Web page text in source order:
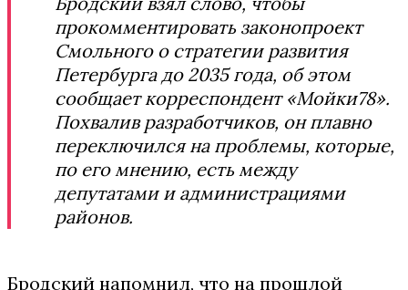
прокомментировать законопроект
Смольного о стратегии развития
Петербурга до 2035 года, об этом
сообщает корреспондент «Мойки78».
Похвалив разработчиков, он плавно
переключился на проблемы, которые,
по его мнению, есть между
депутатами и администрациями
районов.
Бродский напомнил, что на прошлой